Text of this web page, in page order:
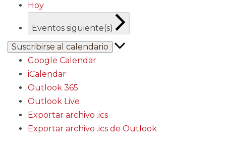
Hoy
Eventos siguiente(s)
Suscribirse al calendario
Google Calendar
iCalendar
Outlook 365
Outlook Live
Exportar archivo .ics
Exportar archivo .ics de Outlook